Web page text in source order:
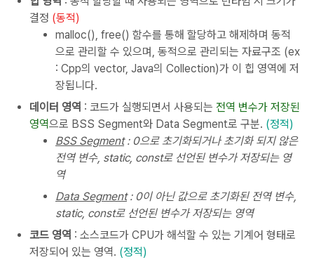
결정 (동적)
malloc(), free() 함수를 통해 할당하고 해제하며 동적
으로 관리할 수 있으며, 동적으로 관리되는 자료구조 (ex
: Cpp의 vector, Java의 Collection)가 이 힙 영역에 저
장됩니다.
데이터 영역 : 코드가 실행되면서 사용되는 전역 변수가 저장된
영역으로 BSS Segment와 Data Segment로 구분. (정적)
BSS Segment: 0으로 초기화되거나 초기화 되지 않은
전역 변수, static, const로 선언된 변수가 저장되는 영
역
Data Segment: 0이 아닌 값으로 초기화된 전역 변수,
static, const로 선언된 변수가 저장되는 영역
코드 영역 : 소스코드가 CPU가 해석할 수 있는 기계어 형태로
저장되어 있는 영역. (정적)